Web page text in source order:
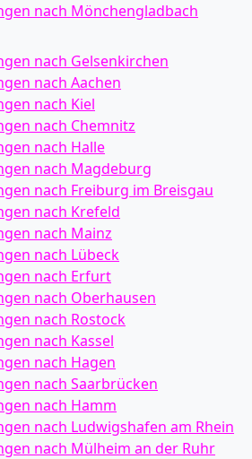
nach Mönchen­gladbach
nach Gelsenkirchen
nach Aachen
nach Kiel
nach Chemnitz
nach Halle
nach Magdeburg
nach Freiburg im Breisgau
nach Krefeld
nach Mainz
nach Lübeck
nach Erfurt
nach Oberhausen
nach Rostock
nach Kassel
nach Hagen
nach Saarbrücken
nach Hamm
nach Ludwigshafen am Rhein
nach Mülheim an der Ruhr